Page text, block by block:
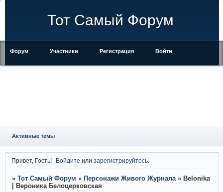
Тот Самый Форум
Форум Участники Регистрация Войти
Активные темы
Привет, Гость! Войдите илизарегистрируйтесь
» Тот Самый Форум » Персонажи Живого Журнала » Belonika
| Вероника Белоцерковская